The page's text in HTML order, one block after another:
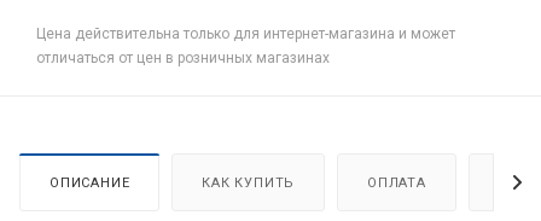
Цена действительна только для интернет-магазина и может
отличаться от цен в розничных магазинах
ОПИСАНИЕ КАК КУПИТЬ ОПЛАТА